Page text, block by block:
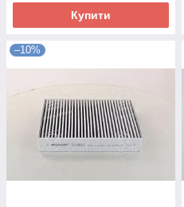
Купити
–10%